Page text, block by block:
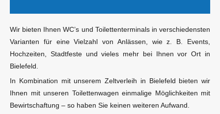
Wir bieten Ihnen WC’s und Toilettenterminals in verschiedensten
Varianten für eine Vielzahl von Anlässen, wie z. B. Events,
Hochzeiten, Stadtfeste und vieles mehr bei Ihnen vor Ort in
Bielefeld.
In Kombination mit unserem Zeltverleih in Bielefeld bieten wir
Ihnen mit unseren Toilettenwagen einmalige Möglichkeiten mit
Bewirtschaftung – so haben Sie keinen weiteren Aufwand.